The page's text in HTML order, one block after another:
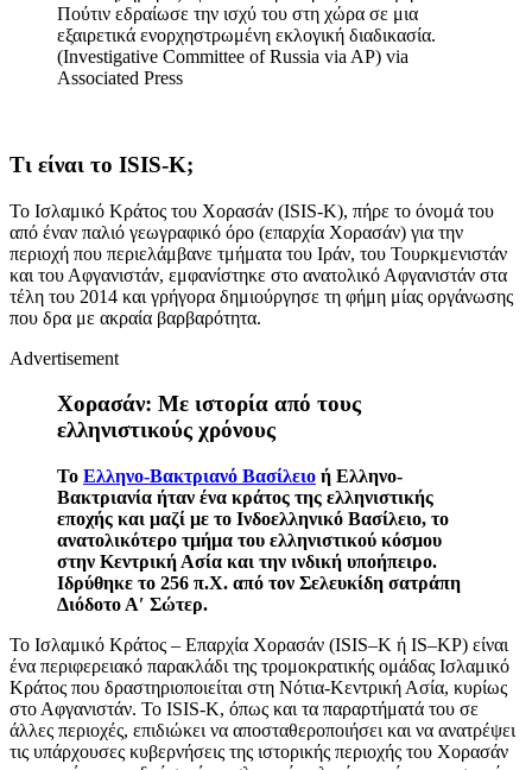
Πούτιν εδραίωσε την ισχύ του στη χώρα σε μια
εξαιρετικά ενορχηστρωμένη εκλογική διαδικασία.
(Investigative Committee of Russia via AP) via
Associated Press
Τι είναι το ISIS-K;
Το Ισλαμικό Κράτος του Χορασάν (ISIS-K), πήρε το όνομά του
από έναν παλιό γεωγραφικό όρο (επαρχία Χορασάν) για την
περιοχή που περιελάμβανε τμήματα του Ιράν, του Τουρκμενιστάν
και του Αφγανιστάν, εμφανίστηκε στο ανατολικό Αφγανιστάν στα
τέλη του 2014 και γρήγορα δημιούργησε τη φήμη μίας οργάνωσης
που δρα με ακραία βαρβαρότητα.
Advertisement
Χορασάν: Με ιστορία από τους
ελληνιστικούς χρόνους
Το Ελληνο-Βακτριανό Βασίλειο ή Ελληνο-
Βακτριανία ήταν ένα κράτος της ελληνιστικής
εποχής και μαζί με το Ινδοελληνικό Βασίλειο, το
ανατολικότερο τμήμα του ελληνιστικού κόσμου
στην Κεντρική Ασία και την ινδική υποήπειρο.
Ιδρύθηκε το 256 π.Χ. από τον Σελευκίδη σατράπη
Διόδοτο Α′ Σώτερ.
Το Ισλαμικό Κράτος – Επαρχία Χορασάν (ISIS–K ή IS–KP) είναι
ένα περιφερειακό παρακλάδι της τρομοκρατικής ομάδας Ισλαμικό
Κράτος που δραστηριοποιείται στη Νότια-Κεντρική Ασία, κυρίως
στο Αφγανιστάν. Το ISIS-K, όπως και τα παραρτήματά του σε
άλλες περιοχές, επιδιώκει να αποσταθεροποιήσει και να ανατρέψει
τις υπάρχουσες κυβερνήσεις της ιστορικής περιοχής του Χορασάν